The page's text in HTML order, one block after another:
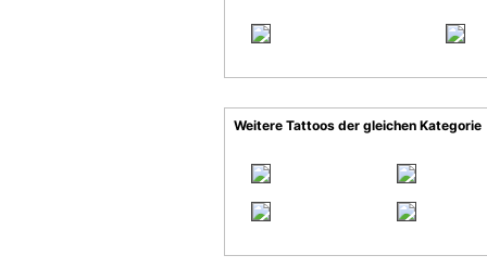
Weitere Tattoos der gleichen Kategorie